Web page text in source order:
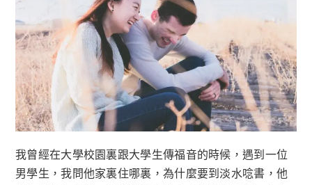
我曾經在大學校園裏跟大學生傳福音的時候，遇到一位
男學生，我問他家裏住哪裏，為什麼要到淡水唸書，他